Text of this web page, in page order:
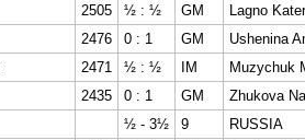
2505 ½ : ½ GM
Lagno
2476 0 : 1 GM
Ushenina
2471 ½ : ½ IM
Muzychuk
2435 0 : 1 GM
Zhukova
½ - 3½ 9
RUSSIA